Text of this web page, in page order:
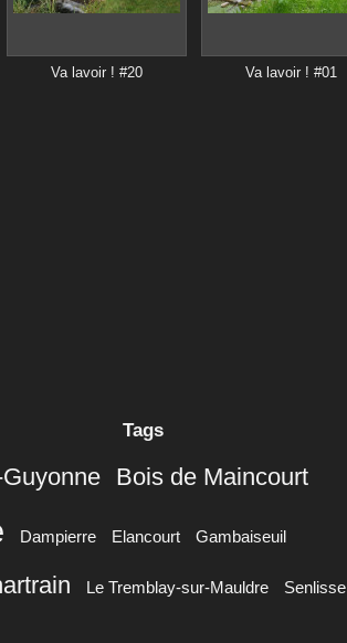
Va lavoir ! #20 Va lavoir ! #01
Tags
Bois de Maincourt
Dampierre Elancourt Gambaiseuil
Le Tremblay-sur-Mauldre Senlisse